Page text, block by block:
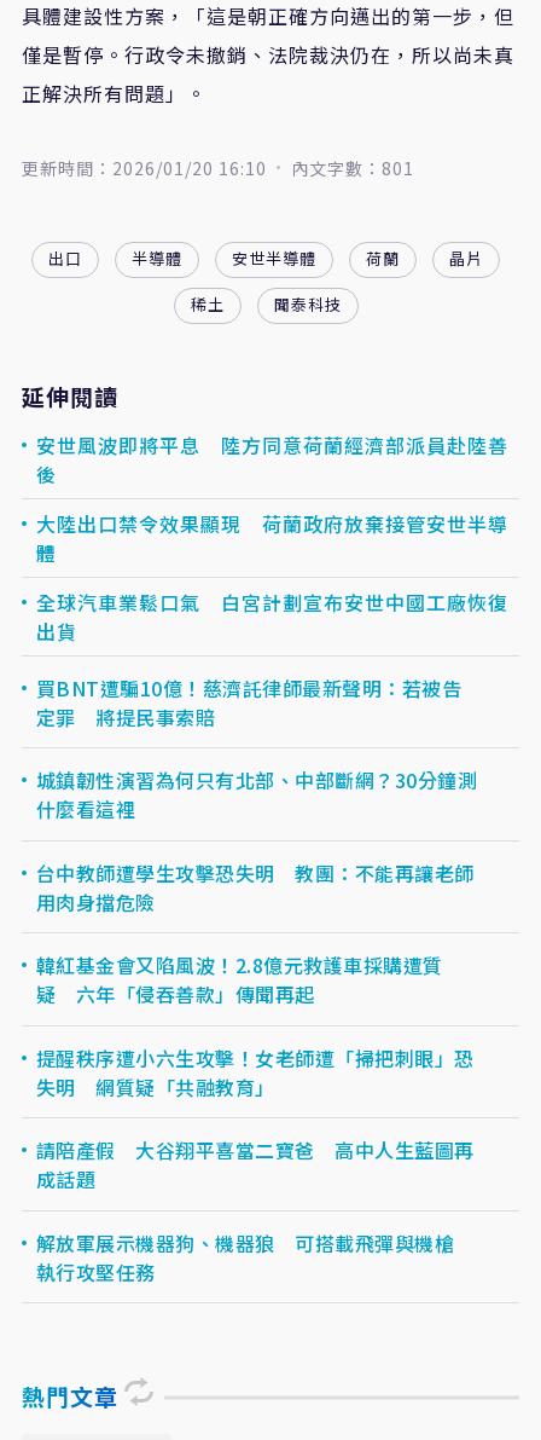
具體建設性方案，「這是朝正確方向邁出的第一步，但
僅是暫停。行政令未撤銷、法院裁決仍在，所以尚未真
正解決所有問題」。
更新時間：2026/01/20 16:10 內文字數：801
出口 半導體 安世半導體 荷蘭
晶片
稀土
聞泰科技
延伸閱讀
安世風波即將平息 陸方同意荷蘭經濟部派員赴陸善
後
大陸出口禁令效果顯現 荷蘭政府放棄接管安世半導
體
全球汽車業鬆口氣 白宮計劃宣布安世中國工廠恢復
出貨
買BNT遭騙10億！慈濟託律師最新聲明：若被告
定罪 將提民事索賠
城鎮韌性演習為何只有北部、中部斷網？30分鐘測
什麼看這裡
台中教師遭學生攻擊恐失明 教團：不能再讓老師
用肉身擋危險
韓紅基金會又陷風波！2.8億元救護車採購遭質
疑 六年「侵吞善款」傳聞再起
提醒秩序遭小六生攻擊！女老師遭「掃把刺眼」恐
失明 網質疑「共融教育」
請陪產假 大谷翔平喜當二寶爸 高中人生藍圖再
成話題
解放軍展示機器狗、機器狼 可搭載飛彈與機槍
執行攻堅任務
熱門文章